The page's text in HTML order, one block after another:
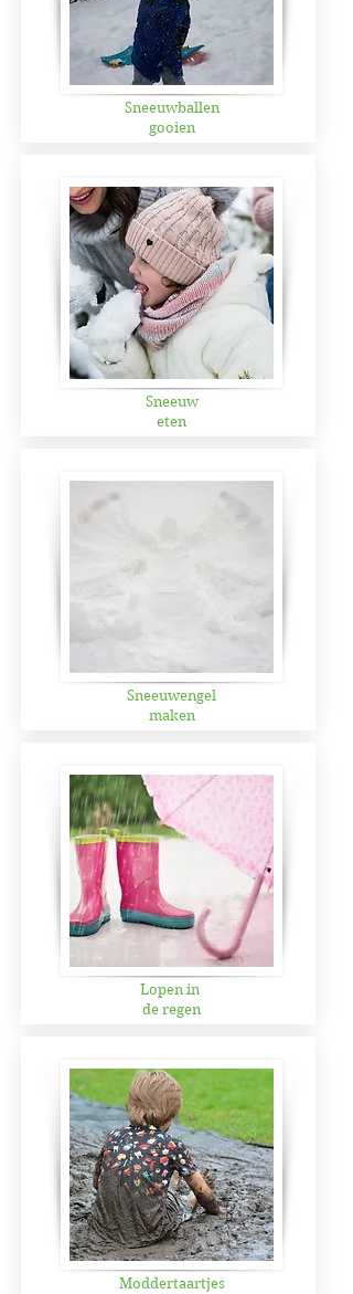
Sneeuwballen
gooien
Sneeuw
eten
Sneeuwengel
maken
Lopen in
de regen
Moddertaartjes